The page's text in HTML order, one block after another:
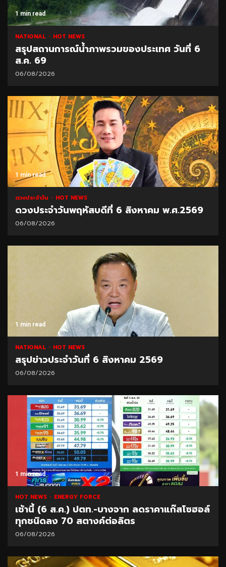
1 min read
NATIONAL HOT NEWS
สรุปสถานการณ์น้ำภาพรวมของประเทศ วันที่ 6
ส.ค. 69
06/08/2026
1 min read
ดวงประจำวัน HOT NEWS
ดวงประจำวันพฤหัสบดีที่ 6 สิงหาคม พ.ศ.2569
06/08/2026
1 min read
NATIONAL HOT NEWS
สรุปข่าวประจำวันที่ 6 สิงหาคม 2569
06/08/2026
1 min read
HOT NEWS ENERGY FORCE
เช้านี้ (6 ส.ค.) ปตท.-บางจาก ลดราคาแก๊สโซฮอล์
ทุกชนิดลง 70 สตางค์ต่อลิตร
06/08/2026